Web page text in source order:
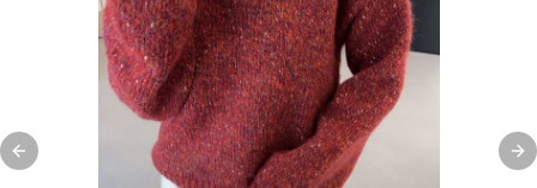
Previous slide